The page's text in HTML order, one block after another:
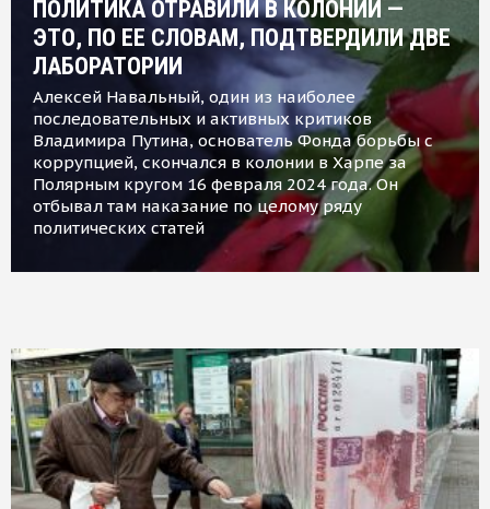
ПОЛИТИКА ОТРАВИЛИ В КОЛОНИИ —
ЭТО, ПО ЕЕ СЛОВАМ, ПОДТВЕРДИЛИ ДВЕ
ЛАБОРАТОРИИ
Алексей Навальный, один из наиболее
последовательных и активных критиков
Владимира Путина, основатель Фонда борьбы с
коррупцией, скончался в колонии в Харпе за
Полярным кругом 16 февраля 2024 года. Он
отбывал там наказание по целому ряду
политических статей